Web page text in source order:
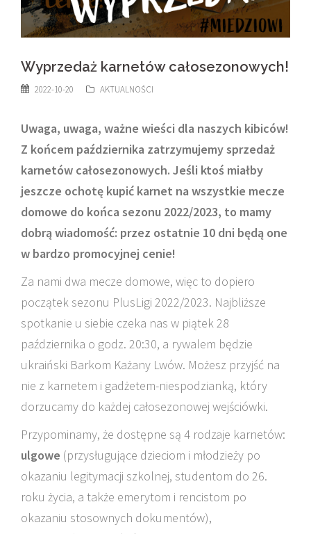
Wyprzedaż karnetów całosezonowych!
2022-10-20 AKTUALNOŚCI
Uwaga, uwaga, ważne wieści dla naszych kibiców!
Z końcem października zatrzymujemy sprzedaż
karnetów całosezonowych. Jeśli ktoś miałby
jeszcze ochotę kupić karnet na wszystkie mecze
domowe do końca sezonu 2022/2023, to mamy
dobrą wiadomość: przez ostatnie 10 dni będą one
w bardzo promocyjnej cenie!
Za nami dwa mecze domowe, więc to dopiero
początek sezonu PlusLigi 2022/2023. Najbliższe
spotkanie u siebie czeka nas w piątek 28
października o godz. 20:30, a rywalem będzie
ukraiński Barkom Każany Lwów. Możesz przyjść na
nie z karnetem i gadżetem-niespodzianką, który
dorzucamy do każdej całosezonowej wejściówki.
Przypominamy, że dostępne są 4 rodzaje karnetów:
ulgowe (przysługujące dzieciom i młodzieży po
okazaniu legitymacji szkolnej, studentom do 26.
roku życia, a także emerytom i rencistom po
okazaniu stosownych dokumentów),